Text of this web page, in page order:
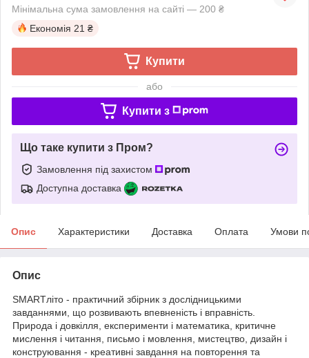
Мінімальна сума замовлення на сайті — 200 ₴
Економія 21 ₴
Купити
або
Купити з
Що таке купити з Пром?
Замовлення під захистом
Доступна доставка
Опис Характеристики Доставка Оплата Умови
Опис
SMARTліто - практичний збірник з дослідницькими
завданнями, що розвивають впевненість і вправність.
Природа і довкілля, експерименти і математика, критичне
мислення і читання, письмо і мовлення, мистецтво, дизайн і
конструювання - креативні завдання на повторення та